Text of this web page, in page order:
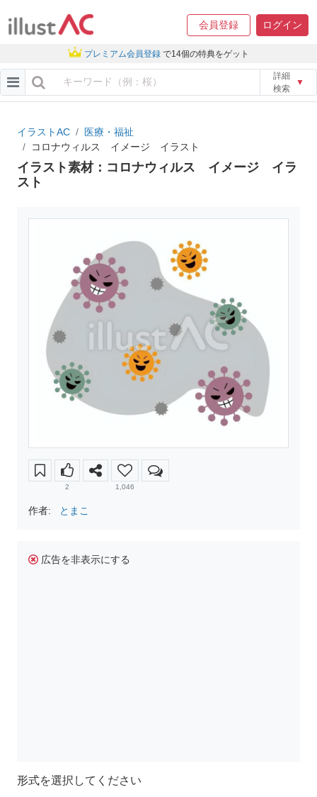
会員登録 ログイン
プレミアム会員登録 で14個の特典をゲット
詳細
検索
▼
イラストAC
医療・福祉
コロナウィルス イメージ イラスト
イラスト素材：コロナウィルス イメージ イラ
スト
2 1,046
作者: とまこ
広告を非表示にする
形式を選択してください